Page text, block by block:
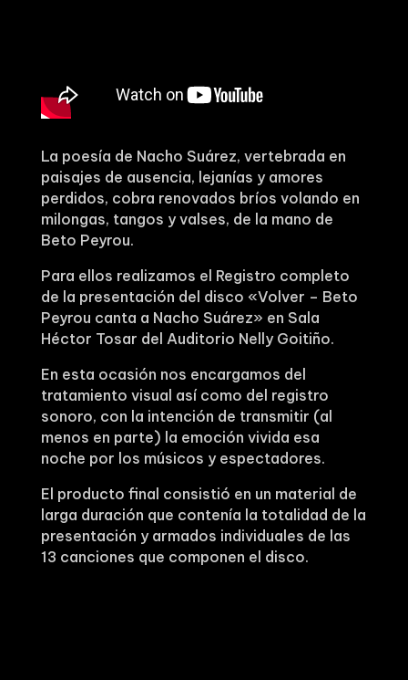
La poesía de Nacho Suárez, vertebrada en
paisajes de ausencia, lejanías y amores
perdidos, cobra renovados bríos volando en
milongas, tangos y valses, de la mano de
Beto Peyrou.
Para ellos realizamos el Registro completo
de la presentación del disco «Volver – Beto
Peyrou canta a Nacho Suárez» en Sala
Héctor Tosar del Auditorio Nelly Goitiño.
En esta ocasión nos encargamos del
tratamiento visual así como del registro
sonoro, con la intención de transmitir (al
menos en parte) la emoción vivida esa
noche por los músicos y espectadores.
El producto final consistió en un material de
larga duración que contenía la totalidad de la
presentación y armados individuales de las
13 canciones que componen el disco.